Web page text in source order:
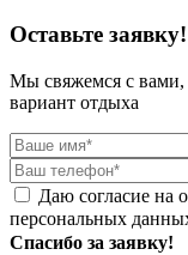
Оставьте заявку!
Мы свяжемся с вами,
вариант отдыха
Даю согласие на
персональных
Спасибо за заявку!